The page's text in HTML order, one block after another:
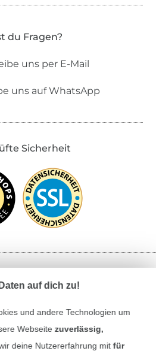
du Fragen?
uns per E-Mail
uns auf WhatsApp
Sicherheit
mit
auf dich zu!
und andere Technologien um
Webseite zuverlässig,
deine Nutzererfahrung mitfür